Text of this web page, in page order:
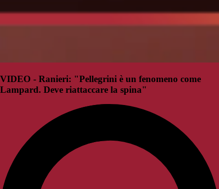
VIDEO - Ranieri: "Pellegrini è un fenomeno come
Lampard. Deve riattaccare la spina"